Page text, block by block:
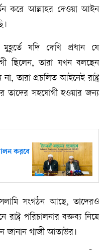
করে আল্লাহর দেওয়া আইন
যদি দেখি প্রধান যে
ছিলেন, তারা যখন বলছেন
তারা প্রচলিত আইনেই রাষ্ট্র
সহযোগী হওয়ার জন্য
করবে
সংগঠন আছে, তাদেরও
পরিচালনার বক্তব্য নিয়ে
জানান গাজী আতাউর।